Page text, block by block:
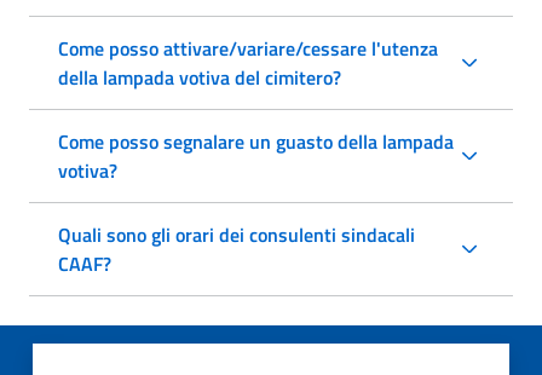
Come posso attivare/variare/cessare l'utenza
della lampada votiva del cimitero?
Come posso segnalare un guasto della lampada
votiva?
Quali sono gli orari dei consulenti sindacali
CAAF?